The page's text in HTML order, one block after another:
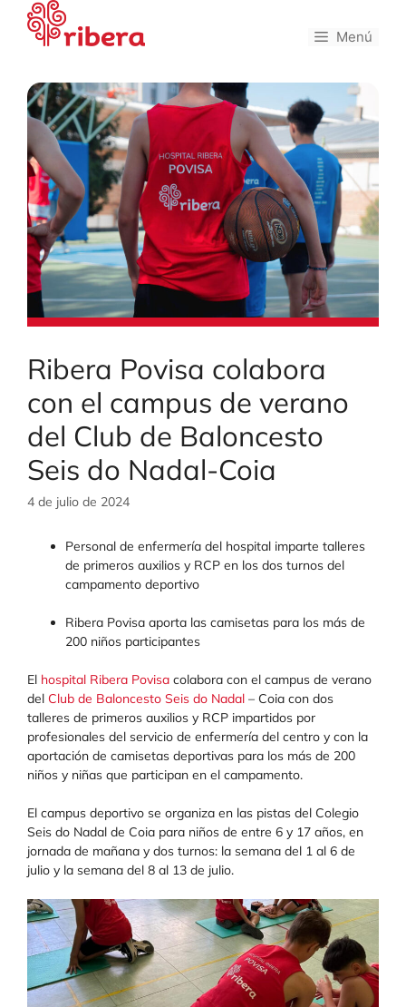
Saltar
contenido
Menú
Ribera Povisa colabora
con el campus de verano
del Club de Baloncesto
Seis do Nadal-Coia
4 de julio de 2024
Personal de enfermería del hospital imparte talleres
de primeros auxilios y RCP en los dos turnos del
campamento deportivo
Ribera Povisa aporta las camisetas para los más de
200 niños participantes
El hospital Ribera Povisa colabora con el campus de verano
del Club de Baloncesto Seis do Nadal – Coia con dos
talleres de primeros auxilios y RCP impartidos por
profesionales del servicio de enfermería del centro y con la
aportación de camisetas deportivas para los más de 200
niños y niñas que participan en el campamento.
El campus deportivo se organiza en las pistas del Colegio
Seis do Nadal de Coia para niños de entre 6 y 17 años, en
jornada de mañana y dos turnos: la semana del 1 al 6 de
julio y la semana del 8 al 13 de julio.